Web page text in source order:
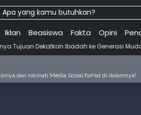
Apa yang kamu butuhkan?
Iklan Beasiswa Fakta Opini
Ibadah ke Generasi Muda Skenu Bikin
dan nikmati Media Sosial forHat di dalamnya!